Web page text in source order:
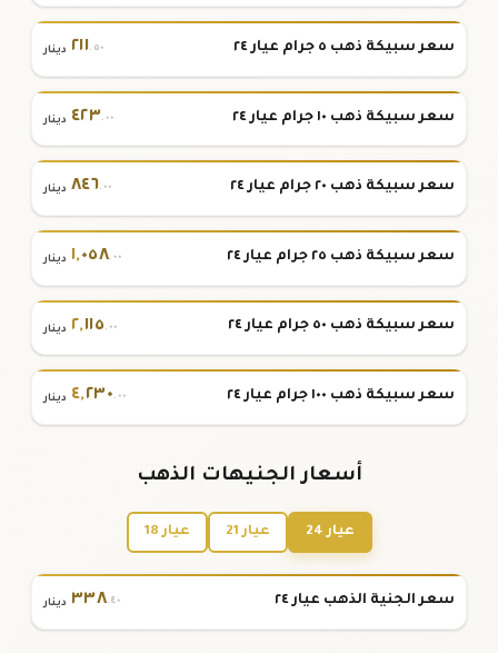
سعر سبيكة ذهب ٥ جرام عيار ٢٤ ٢١١.٥٠ دينار
سعر سبيكة ذهب ١٠ جرام عيار ٢٤ ٤٢٣.٠٠ دينار
سعر سبيكة ذهب ٢٠ جرام عيار ٢٤ ٨٤٦.٠٠ دينار
سعر سبيكة ذهب ٢٥ جرام عيار ٢٤ ١,٠٥٨.٠٠ دينار
سعر سبيكة ذهب ٥٠ جرام عيار ٢٤ ٢,١١٥.٠٠ دينار
سعر سبيكة ذهب ١٠٠ جرام عيار ٢٤ ٤,٢٣٠.٠٠ دينار
أسعار الجنيهات الذهب
عيار 24 عيار 21 عيار 18
سعر الجنية الذهب عيار ٢٤ ٣٣٨.٤٠ دينار